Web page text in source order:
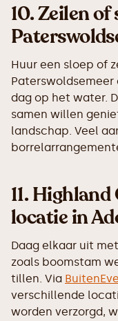
10.Zeilen of
Huur een sloep of
dag op het water.
samen willen
landschap. Veel
11.Highland
locatie in
Daag elkaar uit
zoals boomstam
tillen. Via
verschillende
worden verzorgd,